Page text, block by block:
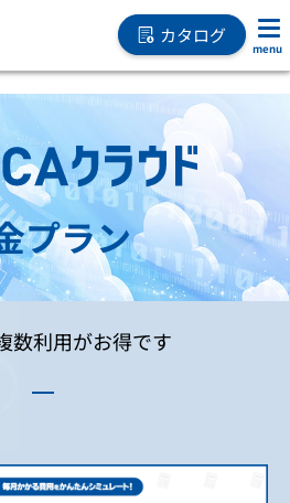
カタログ
プラン
数利用がお得です